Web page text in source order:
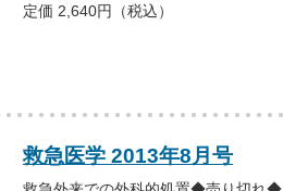
定価 2,640円（税込）
救急医学 2013年8月号